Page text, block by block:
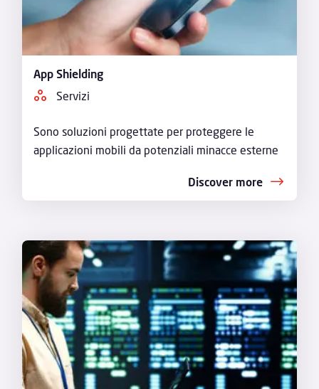
App Shielding
Servizi
Sono soluzioni progettate per proteggere le
applicazioni mobili da potenziali minacce esterne
Discover more